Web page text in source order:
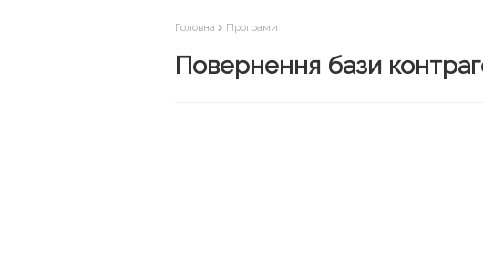
Головна Програми
Повернення бази